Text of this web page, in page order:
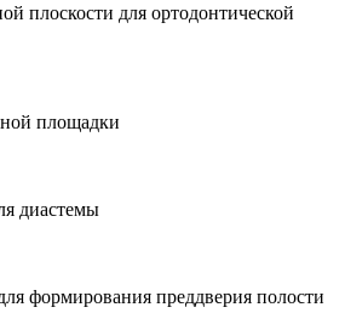
плоскости для ортодонтической
площадки
диастемы
формирования преддверия полости